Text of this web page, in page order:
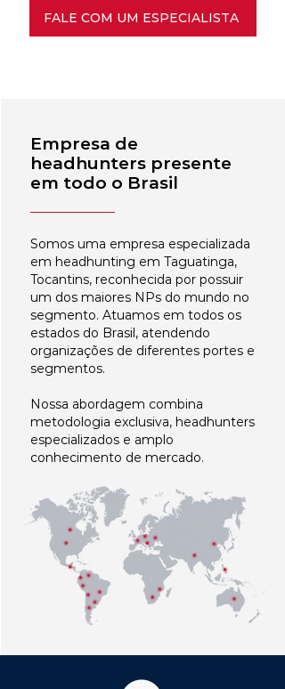
FALE COM UM ESPECIALISTA
Empresa de
headhunters presente
em todo o Brasil
Somos uma empresa especializada
em headhunting em Taguatinga,
Tocantins, reconhecida por possuir
um dos maiores NPs do mundo no
segmento. Atuamos em todos os
estados do Brasil, atendendo
organizações de diferentes portes e
segmentos.
Nossa abordagem combina
metodologia exclusiva, headhunters
especializados e amplo
conhecimento de mercado.